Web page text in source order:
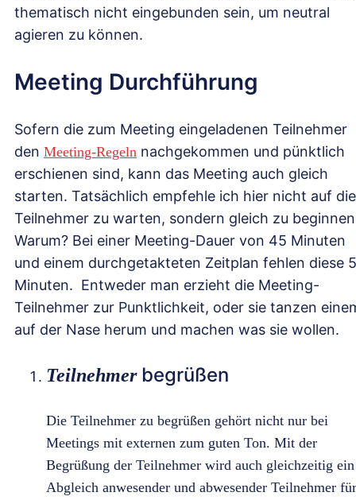
thematisch nicht eingebunden sein, um neutral
agieren zu können.
Meeting Durchführung
Sofern die zum Meeting eingeladenen Teilnehmer
den Meeting-Regeln nachgekommen und pünktlich
erschienen sind, kann das Meeting auch gleich
starten. Tatsächlich empfehle ich hier nicht auf die
Teilnehmer zu warten, sondern gleich zu
Warum? Bei einer Meeting-Dauer von 45 Minuten
und einem durchgetakteten Zeitplan fehlen diese 5
Minuten. Entweder man erzieht die Meeting-
Teilnehmer zur Punktlichkeit, oder sie tanzen
auf der Nase herum und machen was sie wollen.
Teilnehmerbegrüßen
Die Teilnehmer zu begrüßen gehört nicht nur bei
Meetings mit externen zum guten Ton. Mit der
Begrüßung der Teilnehmer wird auch gleichzeitig ein
Abgleich anwesender und abwesender Teilnehmer für